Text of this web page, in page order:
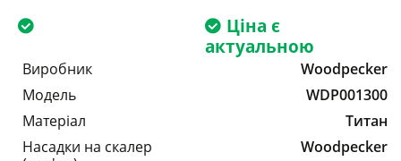
Ціна є
актуальною
Виробник
Woodpecker
Модель
WDP001300
Матеріал
Титан
Насадки на скалер
Woodpecker